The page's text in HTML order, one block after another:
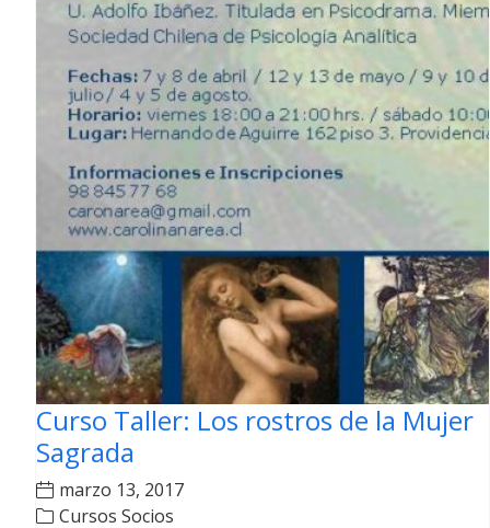
Curso Taller: Los rostros de la Mujer
Sagrada
marzo 13, 2017
Cursos Socios